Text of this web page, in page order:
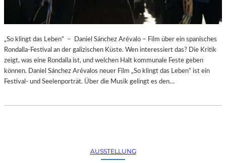
„So klingt das Leben“ – Daniel Sánchez Arévalo – Film über ein spanisches
Rondalla-Festival an der galizischen Küste. Wen interessiert das? Die Kritik
zeigt, was eine Rondalla ist, und welchen Halt kommunale Feste geben
können. Daniel Sánchez Arévalos neuer Film „So klingt das Leben“ ist ein
Festival- und Seelenporträt. Über die Musik gelingt es den…
AUSSTELLUNG